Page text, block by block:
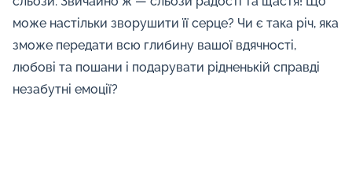
може настільки зворушити її серце? Чи є така річ, яка
зможе передати всю глибину вашої вдячності,
любові та пошани і подарувати рідненькій справді
незабутні емоції?